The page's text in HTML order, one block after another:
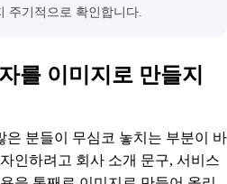
주기적으로 확인합니다.
를 이미지로 만들지
은 분들이 무심코 놓치는 부분이 바
인하려고 회사 소개 문구, 서비스